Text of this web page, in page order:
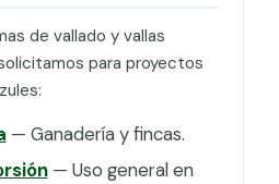
de vallado y vallas
para proyectos
— Ganadería y fincas.
— Uso general en